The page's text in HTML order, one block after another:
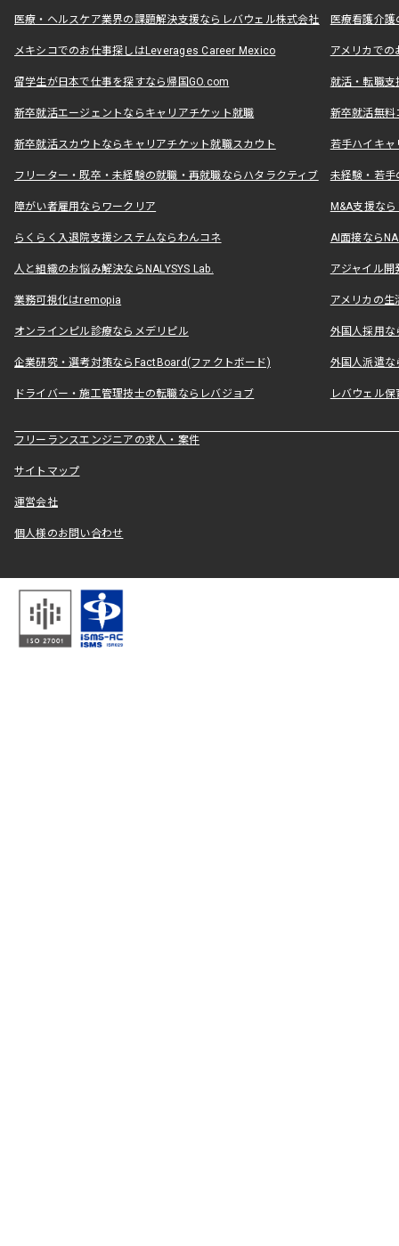
医療・ヘルスケア業界の課題解決支援ならレバウェル株式会社 医療看護介
メキシコでのお仕事探しはLeverages Career Mexico アメリカで
留学生が日本で仕事を探すなら帰国GO.com 就活・転職
新卒就活エージェントならキャリアチケット就職 新卒就活無料
新卒就活スカウトならキャリアチケット就職スカウト 若手ハイキ
フリーター・既卒・未経験の就職・再就職ならハタラクティブ 未経験・若手
障がい者雇用ならワークリア M&A支援な
らくらく入退院支援システムならわんコネ AI面接なら
人と組織のお悩み解決ならNALYSYS Lab. アジャイル
業務可視化はremopia アメリカの
オンラインピル診療ならメデリピル 外国人採用
企業研究・選考対策ならFactBoard(ファクトボード) 外国人派遣な
ドライバー・施工管理技士の転職ならレバジョブ レバウェル
フリーランスエンジニアの求人・案件
サイトマップ
運営会社
個人様のお問い合わせ